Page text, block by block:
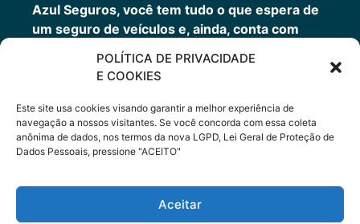
POLÍTICA DE PRIVACIDADE
E COOKIES
Este site usa cookies visando garantir a melhor experiência de
navegação a nossos visitantes. Se você concorda com essa coleta
anônima de dados, nos termos da nova LGPD, Lei Geral de Proteção de
Dados Pessoais, pressione "ACEITO"
Aceitar
Azul Seguros, você tem tudo o que espera de
um seguro de veículos e, ainda, conta com
outros benefícios disponíveis 24h.
Você tem um seguro completo com a garantia
Porto Seguro.